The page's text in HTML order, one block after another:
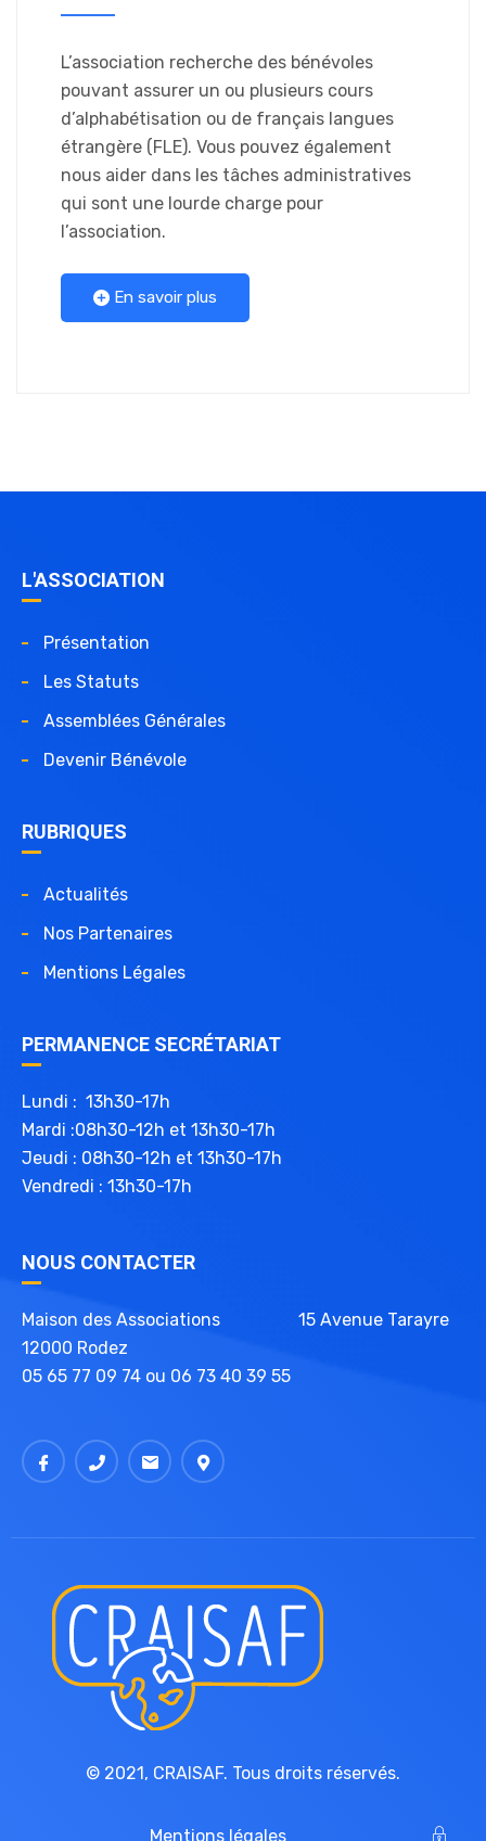
L’association recherche des bénévoles
pouvant assurer un ou plusieurs cours
d’alphabétisation ou de français langues
étrangère (FLE). Vous pouvez également
nous aider dans les tâches administratives
qui sont une lourde charge pour
l’association.
En savoir plus
L'ASSOCIATION
Présentation
Les Statuts
Assemblées Générales
Devenir Bénévole
RUBRIQUES
Actualités
Nos Partenaires
Mentions Légales
PERMANENCE SECRÉTARIAT
Lundi : 13h30-17h
Mardi :08h30-12h et 13h30-17h
Jeudi : 08h30-12h et 13h30-17h
Vendredi : 13h30-17h
NOUS CONTACTER
Maison des Associations 15 Avenue Tarayre
12000 Rodez
05 65 77 09 74 ou 06 73 40 39 55
© 2021, CRAISAF. Tous droits réservés.
Mentions légales